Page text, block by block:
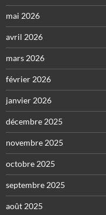
mai 2026
avril 2026
mars 2026
février 2026
janvier 2026
décembre 2025
novembre 2025
octobre 2025
septembre 2025
août 2025